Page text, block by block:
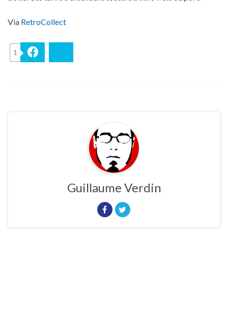
Via RetroCollect
1
Guillaume Verdin